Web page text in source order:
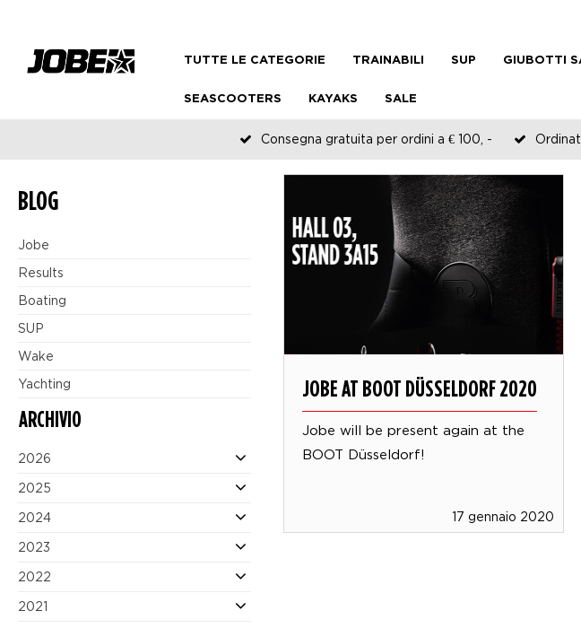
TUTTE LE CATEGORIE TRAINABILI SUP GIUBOTTI
SEASCOOTERS KAYAKS SALE
Consegna gratuita per ordini a € 100, -
BLOG
Jobe
Results
Boating
SUP
Wake
Yachting
ARCHIVIO
2026
2025
2024
2023
2022
2021
JOBE AT BOOT DÜSSELDORF 2020
Jobe will be present again at the
BOOT Düsseldorf!
17 gennaio 2020